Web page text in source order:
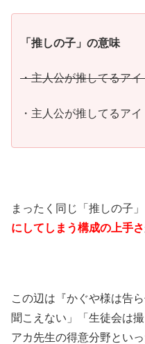
「推しの子」の意味
・主人公が推してるア
・主人公が推してるア
まったく同じ「推しの子
にしてしまう構成の上手さ
この辺は『かぐや様は告
聞こえない」「生徒会は
アカ先生の得意分野といっ